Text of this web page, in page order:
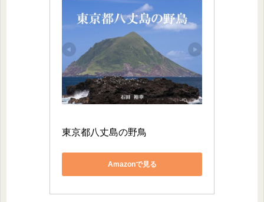
東京都八丈島の野鳥
Amazonで見る